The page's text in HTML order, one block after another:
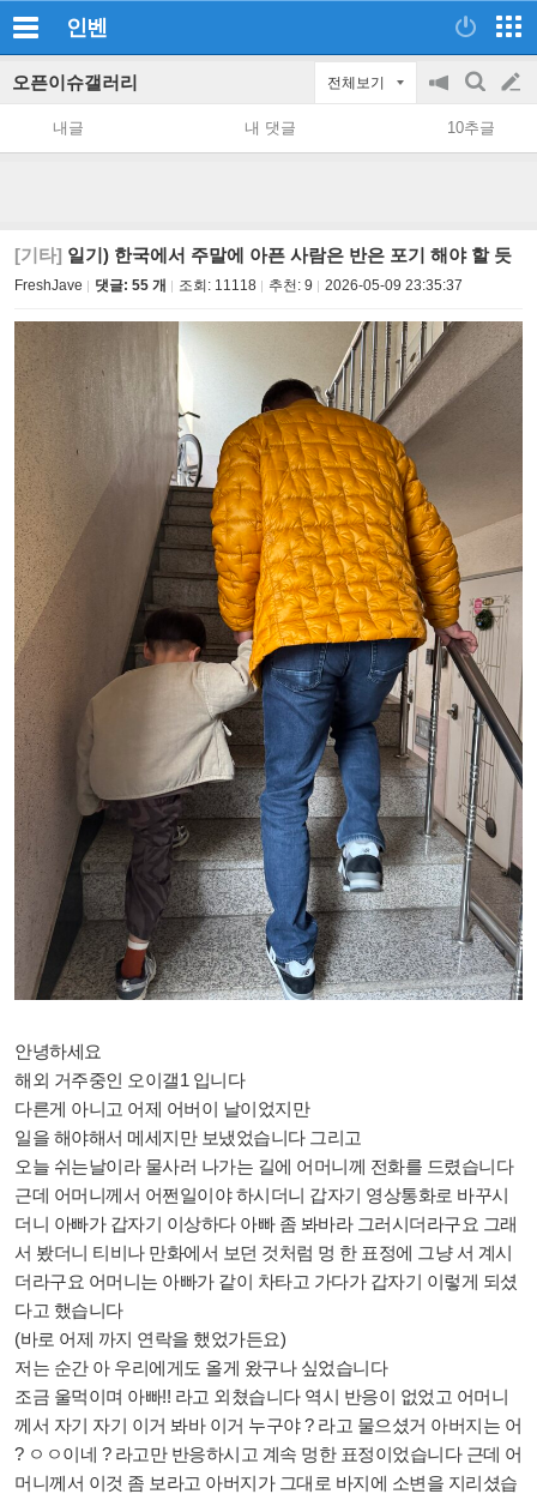
인벤
오픈이슈갤러리 전체보기
공
지
on/off
검
색
글
쓰
내글 내 댓글 10추글
[기타] 일기) 한국에서 주말에 아픈 사람은 반은 포기 해야 할 듯
FreshJave 댓글: 55 개 조회: 11118 추천: 9 2026-05-09 23:35:37
안녕하세요
해외 거주중인 오이갤1 입니다
다른게 아니고 어제 어버이 날이었지만
일을 해야해서 메세지만 보냈었습니다 그리고
오늘 쉬는날이라 물사러 나가는 길에 어머니께 전화를 드렸습니다
근데 어머니께서 어쩐일이야 하시더니 갑자기 영상통화로 바꾸시
더니 아빠가 갑자기 이상하다 아빠 좀 봐바라 그러시더라구요 그래
서 봤더니 티비나 만화에서 보던 것처럼 멍 한 표정에 그냥 서 계시
더라구요 어머니는 아빠가 같이 차타고 가다가 갑자기 이렇게 되셨
다고 했습니다
(바로 어제 까지 연락을 했었가든요)
저는 순간 아 우리에게도 올게 왔구나 싶었습니다
조금 울먹이며 아빠!! 라고 외쳤습니다 역시 반응이 없었고 어머니
께서 자기 자기 이거 봐바 이거 누구야 ? 라고 물으셨거 아버지는 어
? ㅇㅇ이네 ? 라고만 반응하시고 계속 멍한 표정이었습니다 근데 어
머니께서 이것 좀 보라고 아버지가 그대로 바지에 소변을 지리셨습